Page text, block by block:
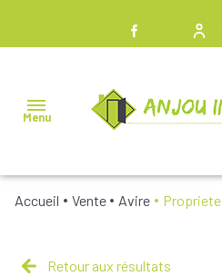
Menu
VENDRE
Accueil Vente Avire Propriete
Retour aux résultats